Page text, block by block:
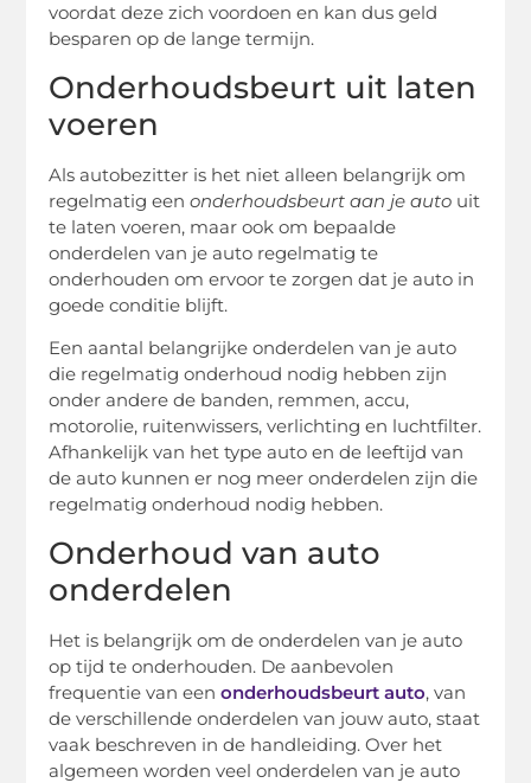
voordat deze zich voordoen en kan dus geld
besparen op de lange termijn.
Onderhoudsbeurt uit laten
voeren
Als autobezitter is het niet alleen belangrijk om
regelmatig eenonderhoudsbeurt aan je auto uit
te laten voeren, maar ook om bepaalde
onderdelen van je auto regelmatig te
onderhouden om ervoor te zorgen dat je auto in
goede conditie blijft.
Een aantal belangrijke onderdelen van je auto
die regelmatig onderhoud nodig hebben zijn
onder andere de banden, remmen, accu,
motorolie, ruitenwissers, verlichting en luchtfilter.
Afhankelijk van het type auto en de leeftijd van
de auto kunnen er nog meer onderdelen zijn die
regelmatig onderhoud nodig hebben.
Onderhoud van auto
onderdelen
Het is belangrijk om de onderdelen van je auto
op tijd te onderhouden. De aanbevolen
frequentie van eenonderhoudsbeurt auto, van
de verschillende onderdelen van jouw auto, staat
vaak beschreven in de handleiding. Over het
algemeen worden veel onderdelen van je auto